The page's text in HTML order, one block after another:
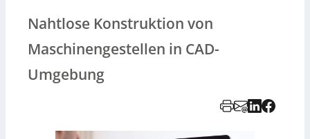
Nahtlose Konstruktion von
Maschinengestellen in CAD-
Umgebung